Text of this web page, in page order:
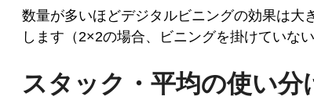
数量が多いほどデジタルビニングの効果は大
します（2×2の場合、ビニングを掛けていな
スタック・平均の使い分